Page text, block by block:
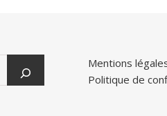
Mentions
Politique de